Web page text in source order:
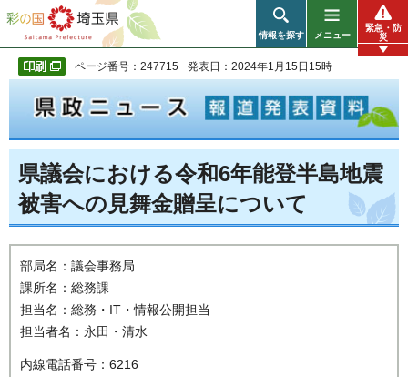
彩の国 埼玉県
情報を探す メニュー
緊急・防
災
ページ番号：247715 発表日：2024年1月15日15時
県議会における令和6年能登半島地震
被害への見舞金贈呈について
部局名：議会事務局
課所名：総務課
担当名：総務・IT・情報公開担当
担当者名：永田・清水
内線電話番号：6216